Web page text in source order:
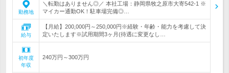
勤務地
＼転勤はありません◎／ 本社工場：静岡県牧之原市大寄542-1 ※
マイカー通勤OK！駐車場完備◎…
給与
【月給】200,000円～250,000円※経験・年齢・能力を考慮して決
定いたします※試用期間3ヶ月(待遇に変更なし…
初年度
年収
240万円～300万円